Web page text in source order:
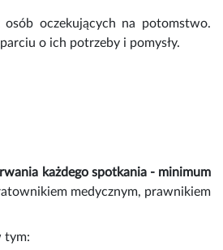
oczekujących na potomstwo.
o ich potrzeby i pomysły.
każdego spotkania - minimum
medycznym, prawnikiem
tym: